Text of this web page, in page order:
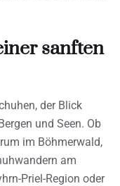
sanften
der Blick
und Seen. Ob
im Böhmerwald,
am
Priel-Region oder